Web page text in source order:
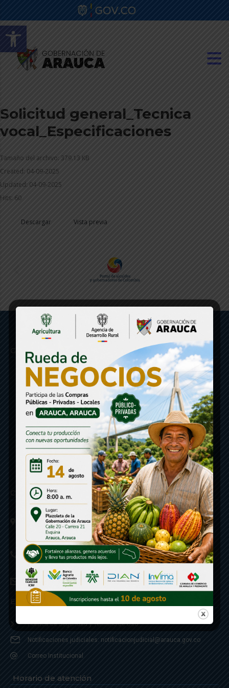
Abrir barra de herramientas
Solicitud general_Tecnica
vocal_Especificaciones
Tamaño del archivo: 379.13 KB
Created: 04-09-2025
Updated: 04-09-2025
Hits: 60
Descargar Vista previa
Gobernación de Arauca
Contáctenos
Calle 20 - Carrera 21 Esquina
Código postal 810001
Linea de Servicio a la Ciudadania: 57- 6078851946
Linea Anticorrupción: 607885 3374
correspondencia: archivogeneral@arauca.gov.co
Enlaces
Política de Seguridad y Termino de Uso
Notificaciones judiciales: notificacionjudicial@arauca.gov.co
Correo Institucional
Horario de atención